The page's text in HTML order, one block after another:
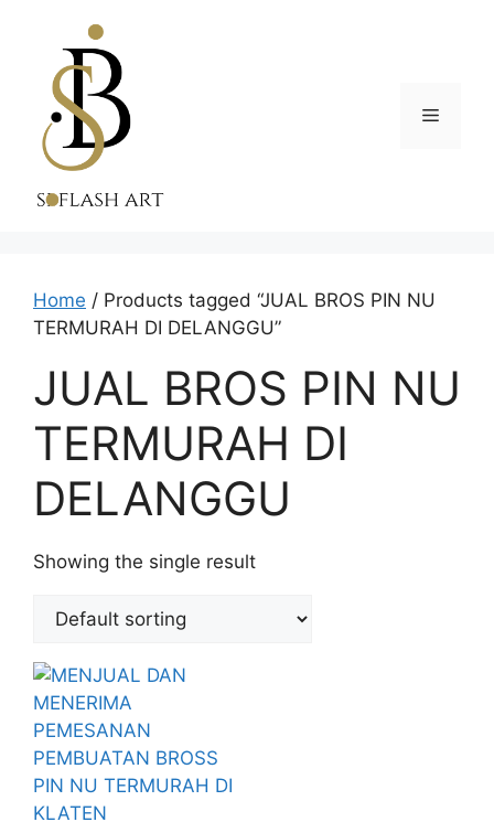
content
Menu
Home / Products tagged “JUAL BROS PIN NU
TERMURAH DI DELANGGU”
JUAL BROS PIN NU
TERMURAH DI
DELANGGU
Showing the single result